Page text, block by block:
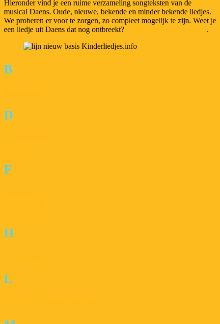
Hieronder vind je een ruime verzameling songteksten van de
musical Daens. Oude, nieuwe, bekende en minder bekende liedjes.
We proberen er voor te zorgen, zo compleet mogelijk te zijn. Weet je
een liedje uit Daens dat nog ontbreekt?
.
B
D
F
H
L